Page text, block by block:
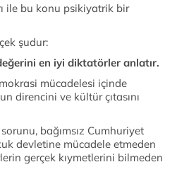
ile bu konu psikiyatrik bir
şudur:
en iyi diktatörler anlatır.
mücadelesi içinde
direncini ve kültür çıtasını
bağımsız Cumhuriyet
devletine mücadele etmeden
gerçek kıymetlerini bilmeden